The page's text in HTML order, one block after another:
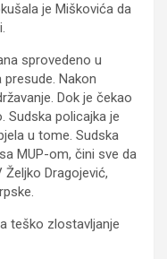
je Miškovića da
sprovedeno u
Nakon
Dok je čekao
Sudska policajka je
u tome. Sudska
MUP-om, čini sve da
Željko Dragojević,
teško zlostavljanje